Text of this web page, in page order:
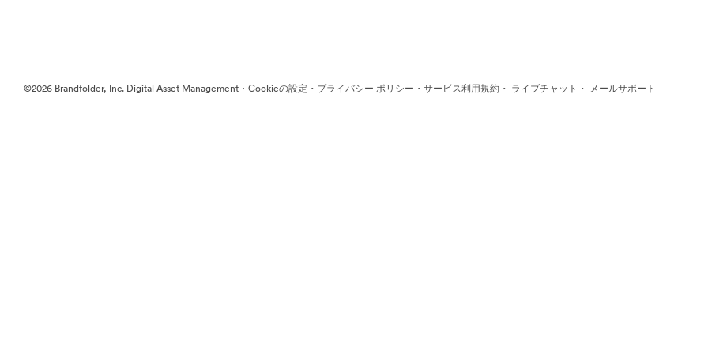
©2026 Brandfolder, Inc. Digital Asset Management · Cookieの設定 · プライバシー ポリシー · サービス利用規約 · ライブチャット · メールサポート